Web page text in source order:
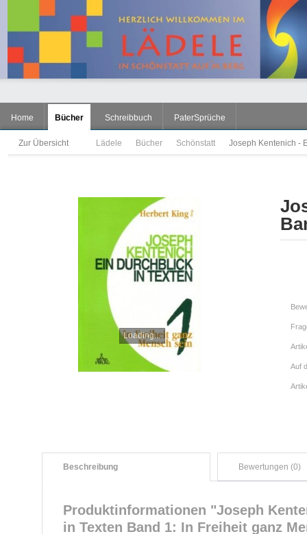
Home Bücher Schreibbuch PaterSprüche
Zur Übersicht Lädele Bücher Schönstatt Joseph Kentenich -
Loading...
Auf
Beschreibung Bewertungen (0)
Produktinformationen "Joseph
in Texten Band 1: In Freiheit ganz